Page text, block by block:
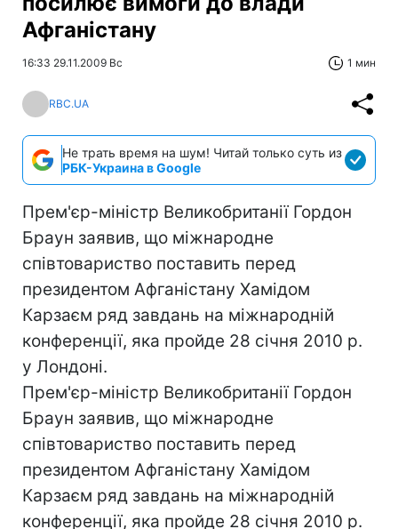
Афганістану
16:33 29.11.2009 Вс 1 мин
RBC.UA
Не трать время на шум! Читай только суть из
РБК-Украина в Google
Прем'єр-міністр Великобританії Гордон
Браун заявив, що міжнародне
співтовариство поставить перед
президентом Афганістану Хамідом
Карзаєм ряд завдань на міжнародній
конференції, яка пройде 28 січня 2010 р.
у Лондоні.
Прем'єр-міністр Великобританії Гордон
Браун заявив, що міжнародне
співтовариство поставить перед
президентом Афганістану Хамідом
Карзаєм ряд завдань на міжнародній
конференції, яка пройде 28 січня 2010 р.